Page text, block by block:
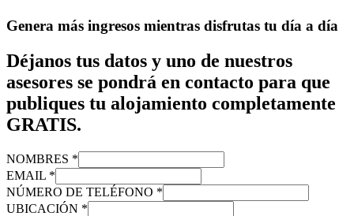
Genera más ingresos mientras disfrutas tu día a día
Déjanos tus datos y uno de nuestros
asesores se pondrá en contacto para que
publiques tu alojamiento completamente
GRATIS.
NOMBRES *
EMAIL *
NÚMERO DE TELÉFONO *
UBICACIÓN *